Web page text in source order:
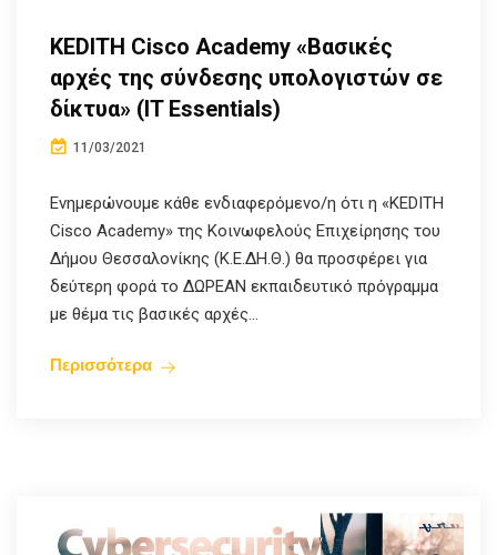
KEDITH Cisco Academy «Βασικές
αρχές της σύνδεσης υπολογιστών σε
δίκτυα» (IT Essentials)
11/03/2021
Ενημερώνουμε κάθε ενδιαφερόμενο/η ότι η «KEDITH
Cisco Academy» της Κοινωφελούς Επιχείρησης του
Δήμου Θεσσαλονίκης (Κ.Ε.ΔΗ.Θ.) θα προσφέρει για
δεύτερη φορά το ΔΩΡΕΑΝ εκπαιδευτικό πρόγραμμα
με θέμα τις βασικές αρχές...
Περισσότερα